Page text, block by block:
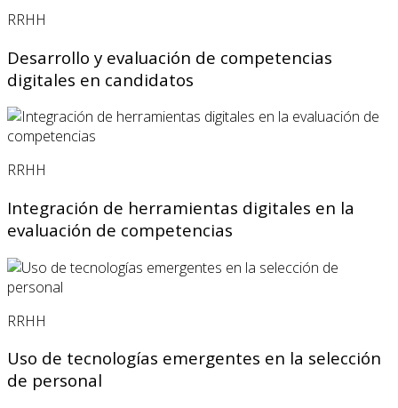
RRHH
Desarrollo y evaluación de competencias
digitales en candidatos
RRHH
Integración de herramientas digitales en la
evaluación de competencias
RRHH
Uso de tecnologías emergentes en la selección
de personal